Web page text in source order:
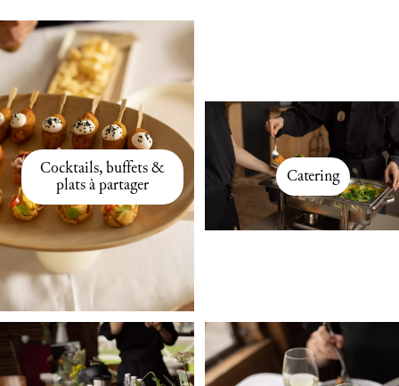
Cocktails, buffets &
plats à partager
Catering